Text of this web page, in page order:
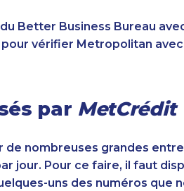
Better Business Bureau
pour vérifier Metropolitan avec
par MetCrédit
de nombreuses grandes
jour. Pour ce faire, il faut
uns des numéros que